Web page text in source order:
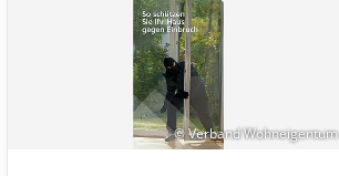
© Verband Wohneigentum